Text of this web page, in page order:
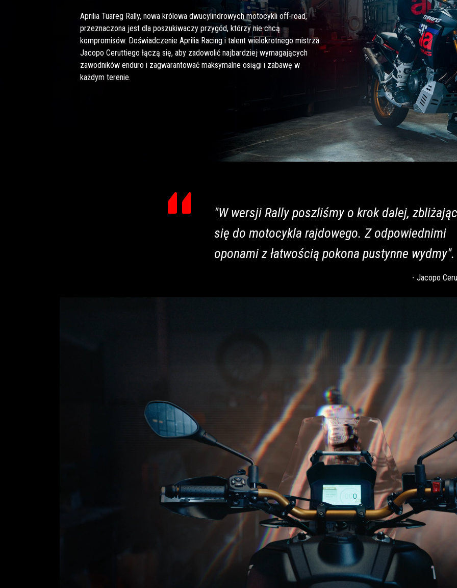
Aprilia Tuareg Rally, nowa królowa dwucylindrowych motocykli off-road,
przeznaczona jest dla poszukiwaczy przygód, którzy nie chcą
kompromisów. Doświadczenie Aprilia Racing i talent wielokrotnego mistrza
Jacopo Ceruttiego łączą się, aby zadowolić najbardziej wymagających
zawodników enduro i zagwarantować maksymalne osiągi i zabawę w
każdym terenie.
"W wersji Rally poszliśmy o krok dalej, zbliżając
się do motocykla rajdowego. Z odpowiednimi
oponami z łatwością pokona pustynne wydmy".
- Jacopo